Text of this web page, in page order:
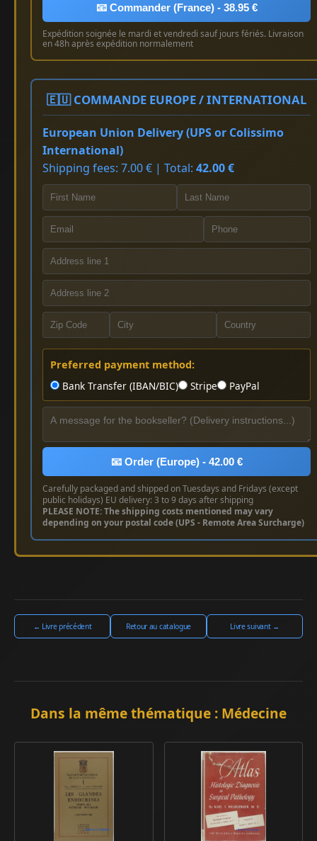
📧 Commander (France) - 38.95 €
Expédition soignée le mardi et vendredi sauf jours fériés. Livraison
en 48h après expédition normalement
🇪🇺 COMMANDE EUROPE / INTERNATIONAL
European Union Delivery (UPS or Colissimo
International)
Shipping fees: 7.00 € | Total: 42.00 €
Preferred payment method:
Bank Transfer (IBAN/BIC)
Stripe PayPal
📧 Order (Europe) - 42.00 €
Carefully packaged and shipped on Tuesdays and Fridays (except
public holidays) EU delivery: 3 to 9 days after shipping
PLEASE NOTE: The shipping costs mentioned may vary
depending on your postal code (UPS - Remote Area Surcharge)
← Livre précédent Retour au catalogue Livre suivant →
Dans la même thématique : Médecine